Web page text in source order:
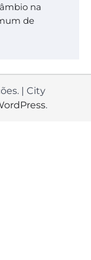
na
de
| City
.